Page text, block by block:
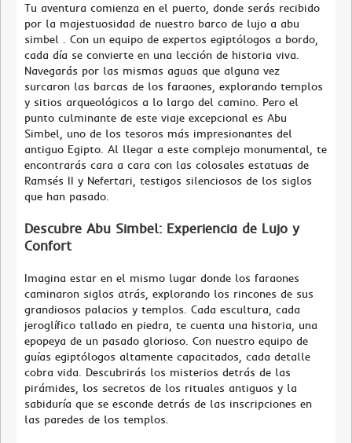
Tu aventura comienza en el puerto, donde serás recibido
por la majestuosidad de nuestro barco de lujo a abu
simbel . Con un equipo de expertos egiptólogos a bordo,
cada día se convierte en una lección de historia viva.
Navegarás por las mismas aguas que alguna vez
surcaron las barcas de los faraones, explorando templos
y sitios arqueológicos a lo largo del camino. Pero el
punto culminante de este viaje excepcional es Abu
Simbel, uno de los tesoros más impresionantes del
antiguo Egipto. Al llegar a este complejo monumental, te
encontrarás cara a cara con las colosales estatuas de
Ramsés II y Nefertari, testigos silenciosos de los siglos
que han pasado.
Descubre Abu Simbel: Experiencia de Lujo y
Confort
Imagina estar en el mismo lugar donde los faraones
caminaron siglos atrás, explorando los rincones de sus
grandiosos palacios y templos. Cada escultura, cada
jeroglífico tallado en piedra, te cuenta una historia, una
epopeya de un pasado glorioso. Con nuestro equipo de
guías egiptólogos altamente capacitados, cada detalle
cobra vida. Descubrirás los misterios detrás de las
pirámides, los secretos de los rituales antiguos y la
sabiduría que se esconde detrás de las inscripciones en
las paredes de los templos.